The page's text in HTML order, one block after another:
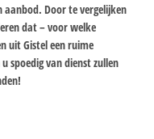
aanbod. Door te vergelijken
dat – voor welke
uit Gistel een ruime
spoedig van dienst zullen